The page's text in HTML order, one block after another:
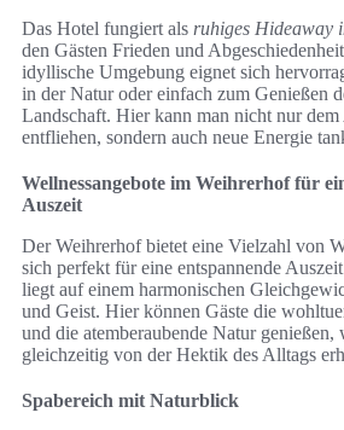
Das Hotel fungiert als ruhiges Hideaway
den Gästen Frieden und
idyllische Umgebung eignet sich
in der Natur oder einfach zum Genießen
Landschaft. Hier kann man nicht nur dem
entfliehen, sondern auch neue Energie
Wellnessangebote im Weihrerhof für
Auszeit
Der Weihrerhof bietet eine Vielzahl von
sich perfekt für eine entspannende
liegt auf einem harmonischen
und Geist. Hier können Gäste die
und die atemberaubende Natur genießen,
gleichzeitig von der Hektik des Alltags
Spabereich mit Naturblick